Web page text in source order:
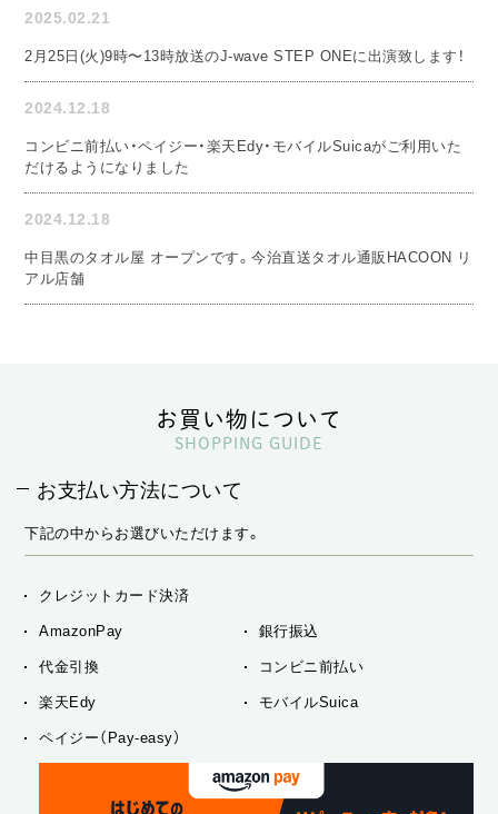
2025.02.21
2月25日(火)9時〜13時放送のJ-wave STEP ONEに出演致します！
2024.12.18
コンビニ前払い・ペイジー・楽天Edy・モバイルSuicaがご利用いた
だけるようになりました
2024.12.18
中目黒のタオル屋 オープンです。今治直送タオル通販HACOON リ
アル店舗
お買い物について
SHOPPING GUIDE
お支払い方法について
下記の中からお選びいただけます。
クレジットカード決済
AmazonPay 銀行振込
代金引換 コンビニ前払い
楽天Edy モバイルSuica
ペイジー（Pay-easy）